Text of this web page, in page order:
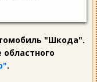
"Шкода".
.